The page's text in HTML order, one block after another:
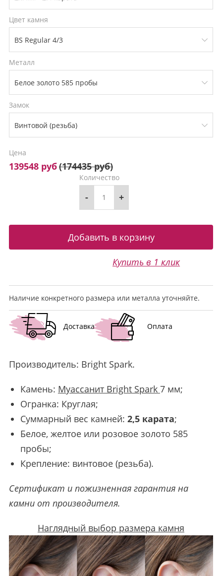
Цвет камня
Металл
Замок
Цена
139548 руб(174435 руб)
Количество
- +
Купить в 1 клик
Наличие конкретного размера или металла уточняйте.
Доставка Оплата
Производитель: Bright Spark.
Камень: Муассанит Bright Spark 7 мм;
Огранка: Круглая;
Суммарный вес камней: 2,5 карата;
Белое, желтое или розовое золото 585
пробы;
Крепление: винтовое (резьба).
Сертификат и пожизненная гарантия на
камни от производителя.
Наглядный выбор размера камня